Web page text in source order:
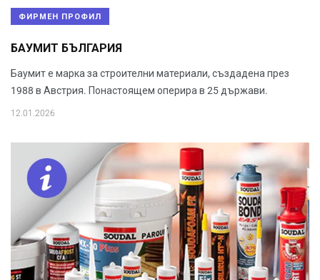
ФИРМЕН ПРОФИЛ
БАУМИТ БЪЛГАРИЯ
Баумит е марка за строителни материали, създадена през
1988 в Австрия. Понастоящем оперира в 25 държави.
12.01.2026